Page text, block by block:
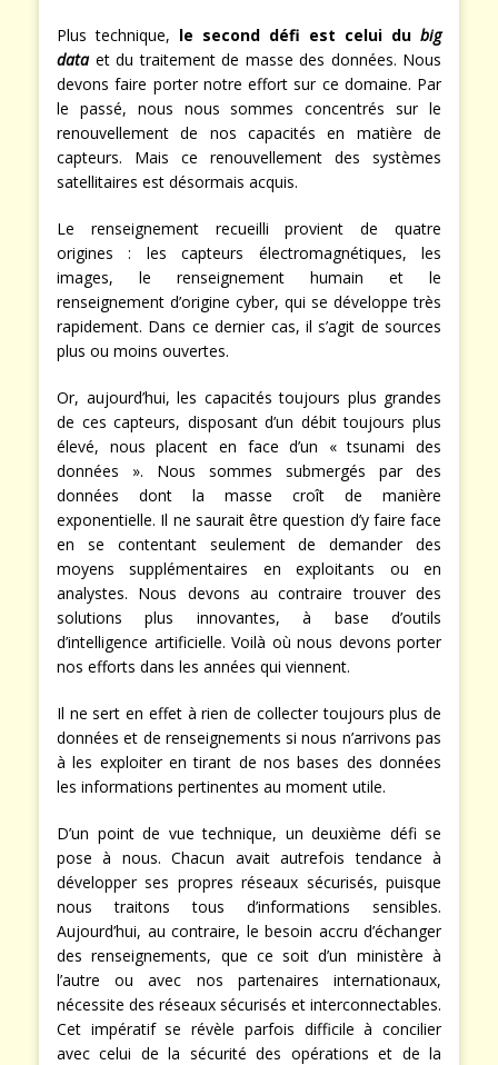
Plus technique, le second défi est celui du big
dataet du traitement de masse des données. Nous
devons faire porter notre effort sur ce domaine. Par
le passé, nous nous sommes concentrés sur le
renouvellement de nos capacités en matière de
capteurs. Mais ce renouvellement des systèmes
satellitaires est désormais acquis.
Le renseignement recueilli provient de quatre
origines : les capteurs électromagnétiques, les
images, le renseignement humain et le
renseignement d’origine cyber, qui se développe très
rapidement. Dans ce dernier cas, il s’agit de sources
plus ou moins ouvertes.
Or, aujourd’hui, les capacités toujours plus grandes
de ces capteurs, disposant d’un débit toujours plus
élevé, nous placent en face d’un « tsunami des
données ». Nous sommes submergés par des
données dont la masse croît de manière
exponentielle. Il ne saurait être question d’y faire face
en se contentant seulement de demander des
moyens supplémentaires en exploitants ou en
analystes. Nous devons au contraire trouver des
solutions plus innovantes, à base d’outils
d’intelligence artificielle. Voilà où nous devons porter
nos efforts dans les années qui viennent.
Il ne sert en effet à rien de collecter toujours plus de
données et de renseignements si nous n’arrivons pas
à les exploiter en tirant de nos bases des données
les informations pertinentes au moment utile.
D’un point de vue technique, un deuxième défi se
pose à nous. Chacun avait autrefois tendance à
développer ses propres réseaux sécurisés, puisque
nous traitons tous d’informations sensibles.
Aujourd’hui, au contraire, le besoin accru d’échanger
des renseignements, que ce soit d’un ministère à
l’autre ou avec nos partenaires internationaux,
nécessite des réseaux sécurisés et interconnectables.
Cet impératif se révèle parfois difficile à concilier
avec celui de la sécurité des opérations et de la